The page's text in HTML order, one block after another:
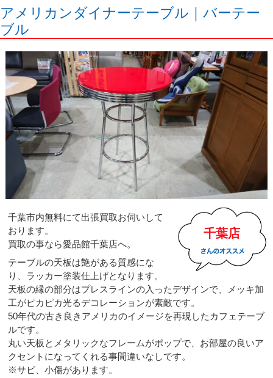
アメリカンダイナーテーブル｜バーテー
ブル
千葉店
千葉市内無料にて出張買取お伺いして
おります。
買取の事なら愛品館千葉店へ。
テーブルの天板は艶がある質感にな
り、ラッカー塗装仕上げとなります。
天板の縁の部分はプレスラインの入ったデザインで、メッキ加
工がピカピカ光るデコレーションが素敵です。
50年代の古き良きアメリカのイメージを再現したカフェテーブ
ルです。
丸い天板とメタリックなフレームがポップで、お部屋の良いア
クセントになってくれる事間違いなしです。
※サビ、小傷があります。